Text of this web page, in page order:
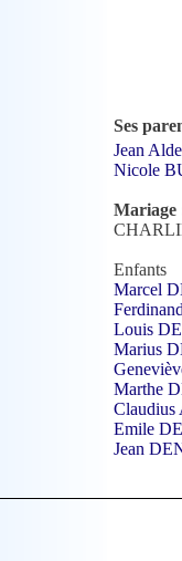
Ses
Jean
Nicole
Mariage
Enfants
Marcel
Louis
Marius
Marthe
Claudius
Emile
Jean